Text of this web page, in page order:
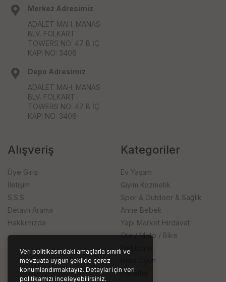
Veri politikasındaki amaçlarla sınırlı ve
mevzuata uygun şekilde çerez
konumlandırmaktayız. Detaylar için veri
politikamızı inceleyebilirsiniz.
Merkez Adresimiz
ADALET MAH. MANAS
BLV. FOLKART
TOWERS NO: 47 B İÇ
KAPI NO: 3406
Depo Adresimiz
ADALET MAH. MANAS
BLV. FOLKART
TOWERS NO: 47 B İÇ
KAPI NO: 3406
Alışveriş
Üye Girişi
İletişim
S.S.S.
Detaylı Arama
Hakkımızda
Kategoriler
Ev Yaşam
Giyim Kozmetik
Spor & Outdoor & Sağlık
Anne Bebek
Yapı Market Hırdavat
Oto / Moto / Bike
Hobi Oyun
Paketler